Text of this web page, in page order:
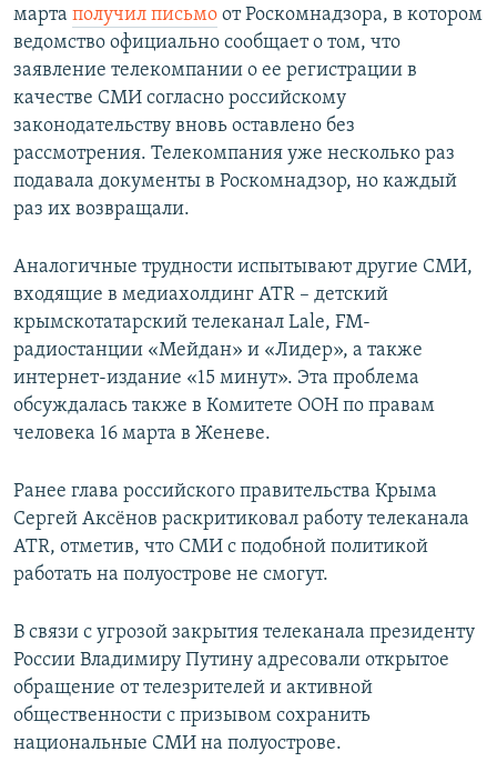
марта получил письмо от Роскомнадзора, в котором
ведомство официально сообщает о том, что
заявление телекомпании о ее регистрации в
качестве СМИ согласно российскому
законодательству вновь оставлено без
рассмотрения. Телекомпания уже несколько раз
подавала документы в Роскомнадзор, но каждый
раз их возвращали.
Аналогичные трудности испытывают другие СМИ,
входящие в медиахолдинг ATR – детский
крымскотатарский телеканал Lale, FM-
радиостанции «Мейдан» и «Лидер», а также
интернет-издание «15 минут». Эта проблема
обсуждалась также в Комитете ООН по правам
человека 16 марта в Женеве.
Ранее глава российского правительства Крыма
Сергей Аксёнов раскритиковал работу телеканала
АТR, отметив, что СМИ с подобной политикой
работать на полуострове не смогут.
В связи с угрозой закрытия телеканала президенту
России Владимиру Путину адресовали открытое
обращение от телезрителей и активной
общественности с призывом сохранить
национальные СМИ на полуострове.